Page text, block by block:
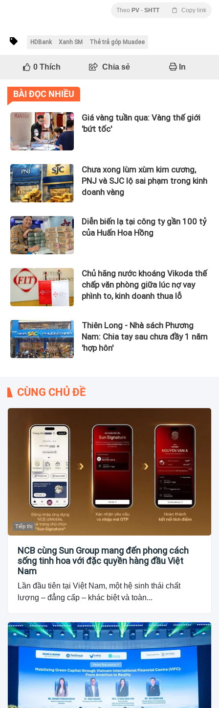
Theo PV - SHTT Copy link
HDBank Xanh SM Thẻ trả góp Muadee
0Thích Chia sẻ In
BÀI ĐỌC NHIỀU
Giá vàng tuần qua: Vàng thế giới
'bứt tốc'
Chưa xong lùm xùm kim cương,
PNJ và SJC lộ sai phạm trong kinh
doanh vàng
Diễn biến lạ tại công ty gần 100 tỷ
của Huấn Hoa Hồng
Chủ hãng nước khoáng Vikoda thế
chấp văn phòng giữa lúc nợ vay
phình to, kinh doanh thua lỗ
Thiên Long - Nhà sách Phương
Nam: Chia tay sau chưa đầy 1 năm
'hợp hôn'
CÙNG CHỦ ĐỀ
Tiếp thị
NCB cùng Sun Group mang đến phong cách
sống tinh hoa với đặc quyền hàng đầu Việt
Nam
Lần đầu tiên tại Việt Nam, một hệ sinh thái chất
lượng – đẳng cấp – khác biệt và toàn...